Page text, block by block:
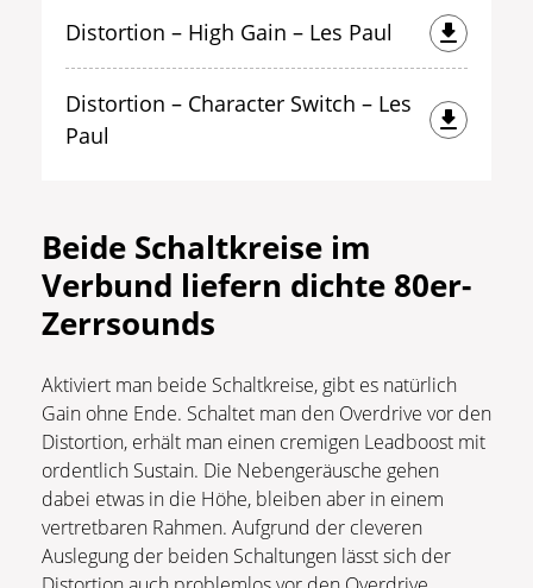
Distortion – High Gain – Les Paul
Distortion – Character Switch – Les
Paul
Beide Schaltkreise im
Verbund liefern dichte 80er-
Zerrsounds
Aktiviert man beide Schaltkreise, gibt es natürlich
Gain ohne Ende. Schaltet man den Overdrive vor den
Distortion, erhält man einen cremigen Leadboost mit
ordentlich Sustain. Die Nebengeräusche gehen
dabei etwas in die Höhe, bleiben aber in einem
vertretbaren Rahmen. Aufgrund der cleveren
Auslegung der beiden Schaltungen lässt sich der